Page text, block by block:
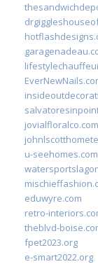
jovialfloralco.com
u-seehomes.com
eduwyre.com
retro-
theblvd-
fpet2023.org
e-smart2022.org